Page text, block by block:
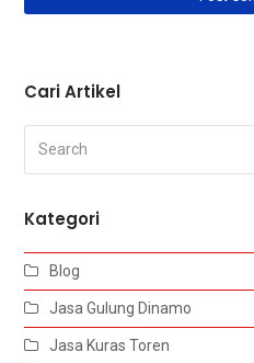
Cari Artikel
Kategori
Blog
Jasa Gulung Dinamo
Jasa Kuras Toren